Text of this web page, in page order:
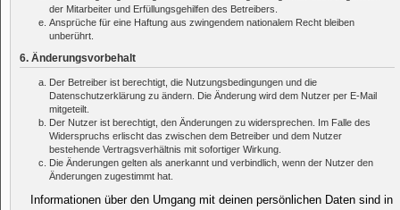
der Mitarbeiter und Erfüllungsgehilfen des Betreibers.
Ansprüche für eine Haftung aus zwingendem nationalem Recht bleiben
unberührt.
6. Änderungsvorbehalt
Der Betreiber ist berechtigt, die Nutzungsbedingungen und die
Datenschutzerklärung zu ändern. Die Änderung wird dem Nutzer per E-Mail
mitgeteilt.
Der Nutzer ist berechtigt, den Änderungen zu widersprechen. Im Falle des
Widerspruchs erlischt das zwischen dem Betreiber und dem Nutzer
bestehende Vertragsverhältnis mit sofortiger Wirkung.
Die Änderungen gelten als anerkannt und verbindlich, wenn der Nutzer den
Änderungen zugestimmt hat.
Informationen über den Umgang mit deinen persönlichen Daten sind in